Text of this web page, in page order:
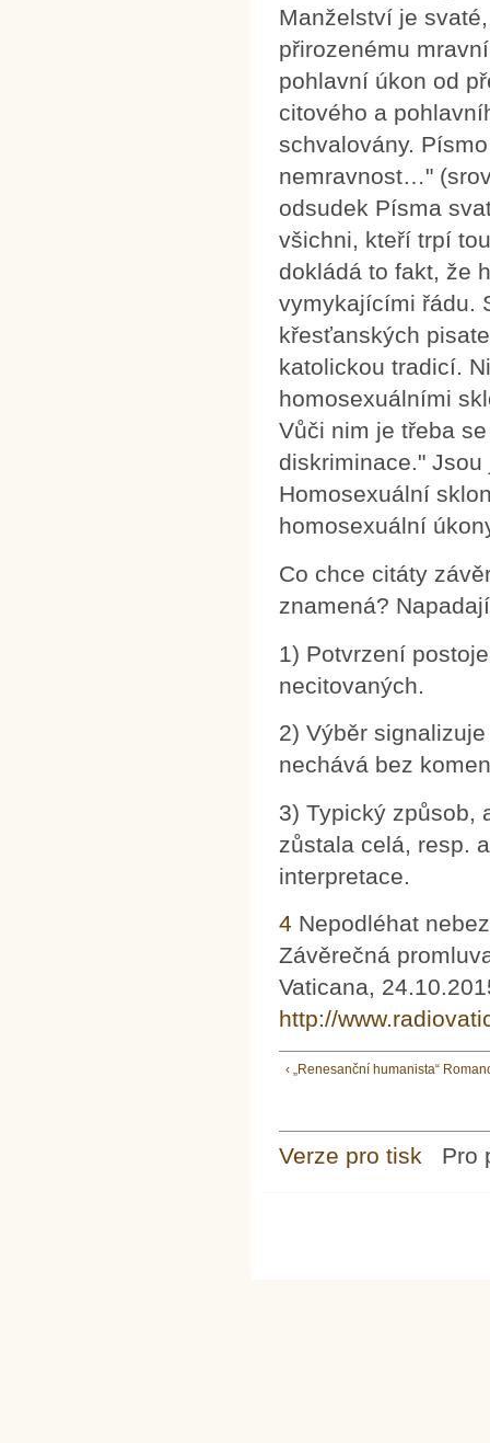
Manželství je
přirozenému
pohlavní úkon od
citového a
schvalovány.
nemravnost…"
odsudek Písma
všichni, kteří trpí
dokládá to fakt, že
vymykajícími řádu.
křesťanských
katolickou tradicí.
homosexuálními
Vůči nim je třeba
diskriminace."
Homosexuální
homosexuální
Co chce citáty
znamená?
1) Potvrzení
necitovaných.
2) Výběr
nechává bez
3) Typický způsob,
zůstala celá, resp.
interpretace.
4 Nepodléhat
Závěrečná
Vaticana,
http://
‹ „Renesanční humanista“
Verze pro tisk Pro